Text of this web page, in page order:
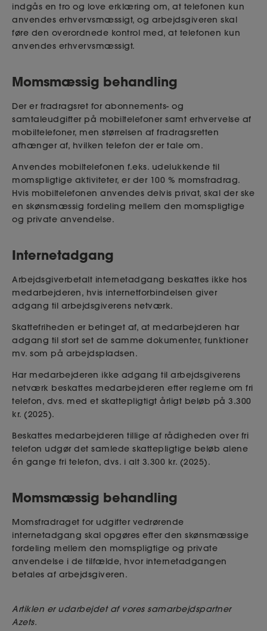
indgås en tro og love erklæring om, at telefonen kun
anvendes erhvervsmæssigt, og arbejdsgiveren skal
føre den overordnede kontrol med, at telefonen kun
anvendes erhvervsmæssigt.
Momsmæssig behandling
Der er fradragsret for abonnements- og
samtaleudgifter på mobiltelefoner samt erhvervelse af
mobiltelefoner, men størrelsen af fradragsretten
afhænger af, hvilken telefon der er tale om.
Anvendes mobiltelefonen f.eks. udelukkende til
momspligtige aktiviteter, er der 100 % momsfradrag.
Hvis mobiltelefonen anvendes delvis privat, skal der ske
en skønsmæssig fordeling mellem den momspligtige
og private anvendelse.
Internetadgang
Arbejdsgiverbetalt internetadgang beskattes ikke hos
medarbejderen, hvis internetforbindelsen giver
adgang til arbejdsgiverens netværk.
Skattefriheden er betinget af, at medarbejderen har
adgang til stort set de samme dokumenter, funktioner
mv. som på arbejdspladsen.
Har medarbejderen ikke adgang til arbejdsgiverens
netværk beskattes medarbejderen efter reglerne om fri
telefon, dvs. med et skattepligtigt årligt beløb på 3.300
kr. (2025).
Beskattes medarbejderen tillige af rådigheden over fri
telefon udgør det samlede skattepligtige beløb alene
én gange fri telefon, dvs. i alt 3.300 kr. (2025).
Momsmæssig behandling
Momsfradraget for udgifter vedrørende
internetadgang skal opgøres efter den skønsmæssige
fordeling mellem den momspligtige og private
anvendelse i de tilfælde, hvor internetadgangen
betales af arbejdsgiveren.
Artiklen er udarbejdet af vores samarbejdspartner
Azets.